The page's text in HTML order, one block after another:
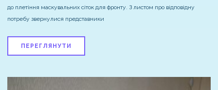
до плетіння маскувальних сіток для фронту. З листом про відповідну
потребу звернулися представники
ПЕРЕГЛЯНУТИ